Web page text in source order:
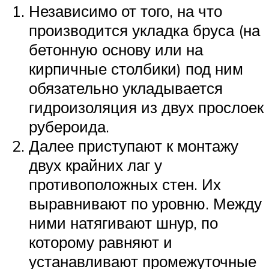
Независимо от того, на что
производится укладка бруса (на
бетонную основу или на
кирпичные столбики) под ним
обязательно укладывается
гидроизоляция из двух прослоек
рубероида.
Далее приступают к монтажу
двух крайних лаг у
противоположных стен. Их
выравнивают по уровню. Между
ними натягивают шнур, по
которому равняют и
устанавливают промежуточные